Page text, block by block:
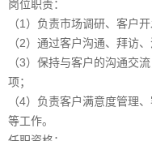
岗位职责：
（1）负责市场调研、客户
（2）通过客户沟通、拜访
（3）保持与客户的沟通交
项；
（4）负责客户满意度管理
等工作。